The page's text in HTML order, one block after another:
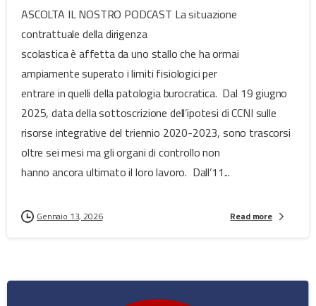
ASCOLTA IL NOSTRO PODCAST La situazione
contrattuale della dirigenza
scolastica è affetta da uno stallo che ha ormai
ampiamente superato i limiti fisiologici per
entrare in quelli della patologia burocratica. Dal 19 giugno
2025, data della sottoscrizione dell’ipotesi di CCNI sulle
risorse integrative del triennio 2020-2023, sono trascorsi
oltre sei mesi ma gli organi di controllo non
hanno ancora ultimato il loro lavoro. Dall’11...
Gennaio 13, 2026 Read more